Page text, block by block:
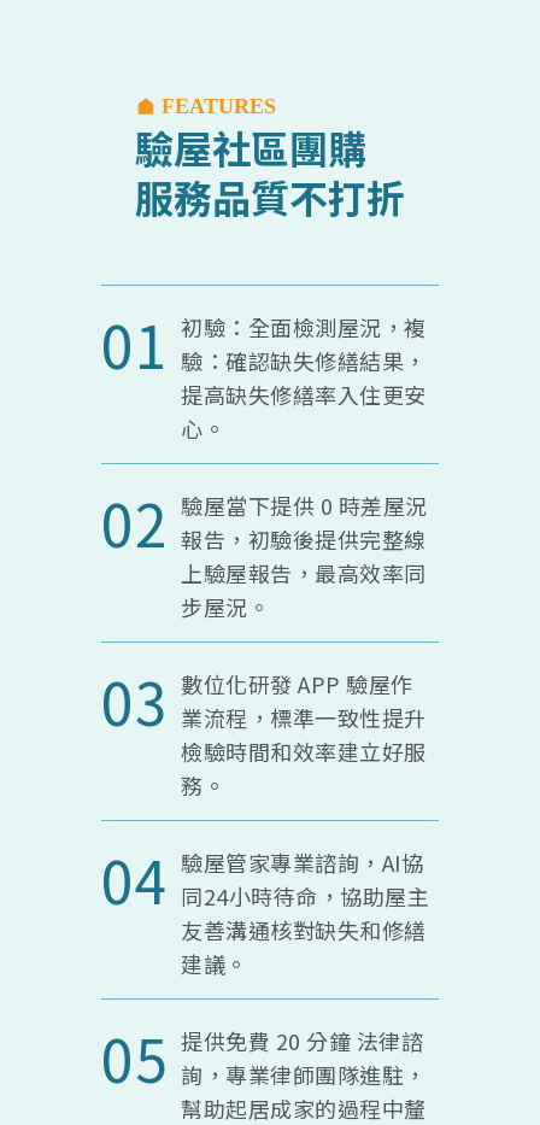
FEATURES
驗屋社區團購
服務品質不打折
01 初驗：全面檢測屋況，複
驗：確認缺失修繕結果，
提高缺失修繕率入住更安
心。
02 驗屋當下提供 0 時差屋況
報告，初驗後提供完整線
上驗屋報告，最高效率同
步屋況。
03 數位化研發 APP 驗屋作
業流程，標準一致性提升
檢驗時間和效率建立好服
務。
04 驗屋管家專業諮詢，AI協
同24小時待命，協助屋主
友善溝通核對缺失和修繕
建議。
05 提供免費 20 分鐘 法律諮
詢，專業律師團隊進駐，
幫助起居成家的過程中釐